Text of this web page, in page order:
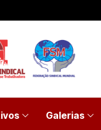
Galerias